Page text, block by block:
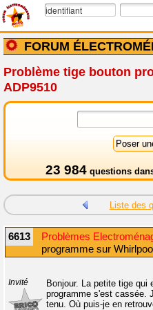
FORUM
Problème tige bouton
ADP9510
23 984 questions
Liste des
6613 Problèmes
programme sur
Invité
Bonjour. La petite tige qui
programme s'est cassée.
tenu. Où puis-je en